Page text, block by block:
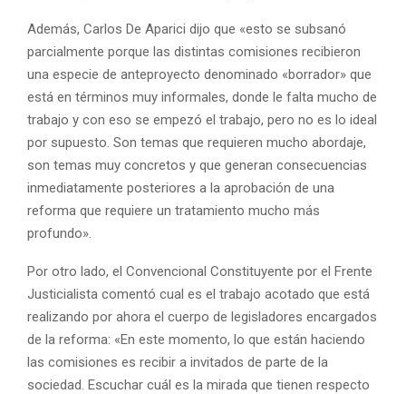
Además, Carlos De Aparici dijo que «esto se subsanó
parcialmente porque las distintas comisiones recibieron
una especie de anteproyecto denominado «borrador» que
está en términos muy informales, donde le falta mucho de
trabajo y con eso se empezó el trabajo, pero no es lo ideal
por supuesto. Son temas que requieren mucho abordaje,
son temas muy concretos y que generan consecuencias
inmediatamente posteriores a la aprobación de una
reforma que requiere un tratamiento mucho más
profundo».
Por otro lado, el Convencional Constituyente por el Frente
Justicialista comentó cual es el trabajo acotado que está
realizando por ahora el cuerpo de legisladores encargados
de la reforma: «En este momento, lo que están haciendo
las comisiones es recibir a invitados de parte de la
sociedad. Escuchar cuál es la mirada que tienen respecto